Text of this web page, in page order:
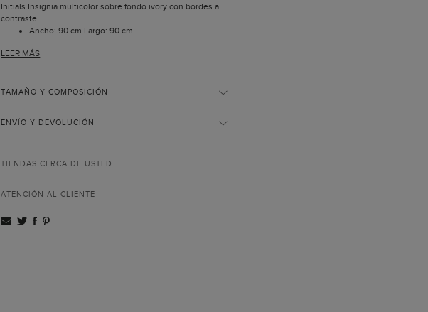
Initials Insignia multicolor sobre fondo ivory con bordes a
contraste.
Ancho: 90 cm Largo: 90 cm
Hecho en Italia.
LEER MÁS
TAMAÑO Y COMPOSICIÓN
ENVÍO Y DEVOLUCIÓN
TIENDAS CERCA DE USTED
ATENCIÓN AL CLIENTE